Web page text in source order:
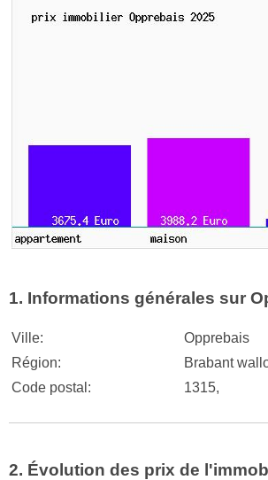
1. Informations générales sur
Ville:
Opprebais
Région:
Brabant
Code postal:
1315,
2. Évolution des prix de